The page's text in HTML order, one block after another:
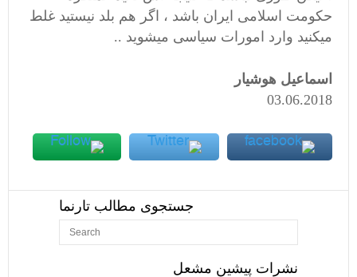
حکومت اسلامی ایران باشد ، اگر هم بلد نیستید غلط
میکنید وارد امورات سیاسی میشوید ..
اسماعیل هوشیار
03.06.2018
جستجوی مطالب تارنما
نشرات پیشین مشعل